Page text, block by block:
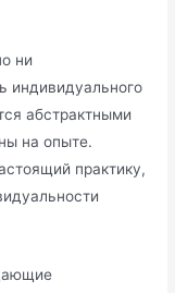
ни
индивидуального
абстрактными
на опыте.
практику,